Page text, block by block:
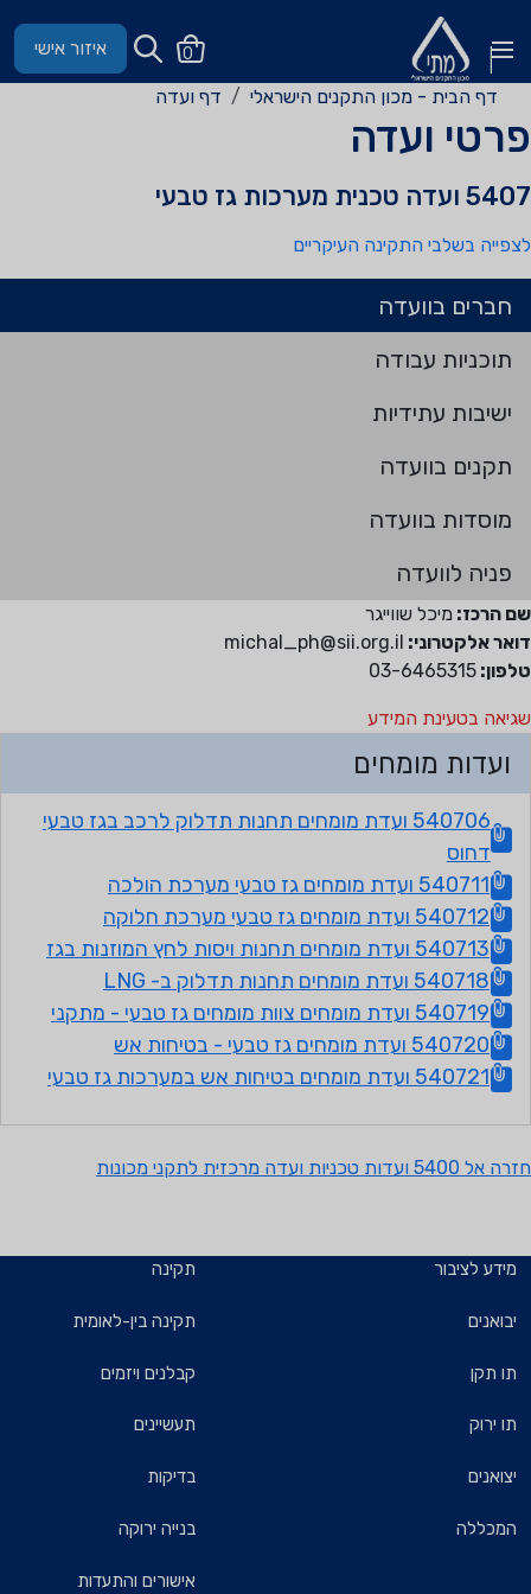
0 איזור אישי
דף הבית - מכון התקנים הישראלי דף ועדה
פרטי ועדה
5407 ועדה טכנית מערכות גז טבעי
לצפייה בשלבי התקינה העיקריים
חברים בוועדה
תוכניות עבודה
ישיבות עתידיות
תקנים בוועדה
מוסדות בוועדה
פניה לוועדה
שם הרכז: מיכל שווייגר
דואר אלקטרוני: michal_ph@sii.org.il
טלפון: 03-6465315
שגיאה בטעינת המידע
ועדות מומחים
540706 ועדת מומחים תחנות תדלוק לרכב בגז טבעי
דחוס
540711 ועדת מומחים גז טבעי מערכת הולכה
540712 ועדת מומחים גז טבעי מערכת חלוקה
540713 ועדת מומחים תחנות ויסות לחץ המוזנות בגז
540718 ועדת מומחים תחנות תדלוק ב- LNG
540719 ועדת מומחים צוות מומחים גז טבעי - מתקני
540720 ועדת מומחים גז טבעי - בטיחות אש
540721 ועדת מומחים בטיחות אש במערכות גז טבעי
חזרה אל 5400 ועדות טכניות ועדה מרכזית לתקני מכונות
מידע לציבור
יבואנים
תו תקן
תו ירוק
יצואנים
המכללה
תקינה
תקינה בין-לאומית
קבלנים ויזמים
תעשיינים
בדיקות
בנייה ירוקה
אישורים והתעדות